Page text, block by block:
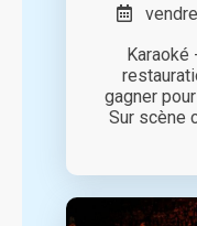
gagner
Sur scène